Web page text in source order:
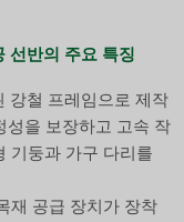
선반의 주요 특징
강철 프레임으로 제작
성을 보장하고 고속 작
기둥과 가구 다리를
재 공급 장치가 장착